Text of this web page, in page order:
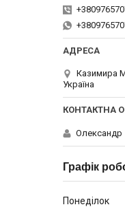
Казимира
Україна
Олександр
Графік
Понеділок